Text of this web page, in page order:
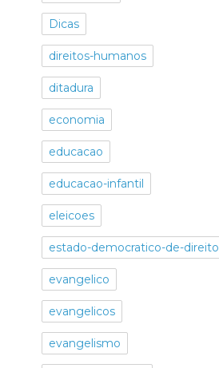
Dicas
direitos-humanos
ditadura
economia
educacao
educacao-infantil
eleicoes
estado-democratico-de-direito
evangelico
evangelicos
evangelismo